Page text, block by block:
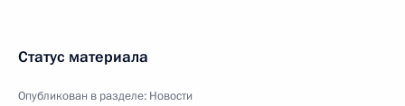
Статус материала
Опубликован в разделе: Новости